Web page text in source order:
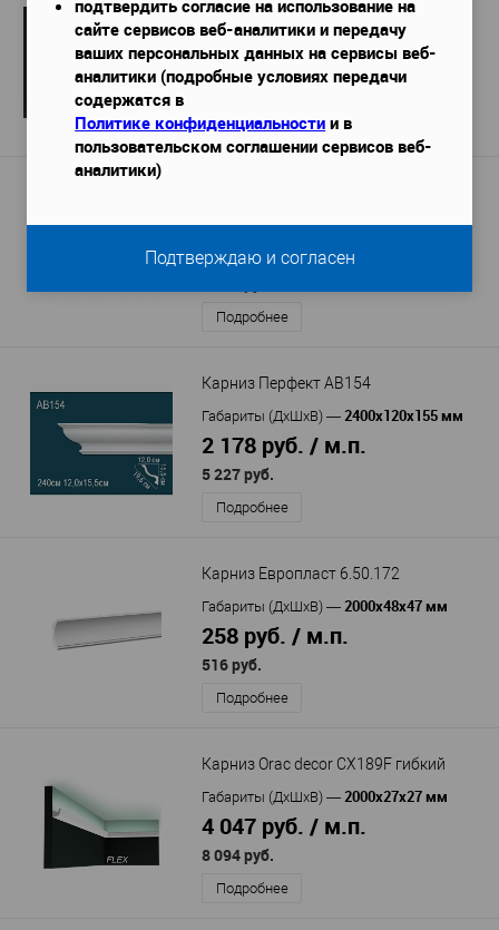
Габариты (ДхШхВ)—2000х119х133 мм
2 141 руб. / м.п.
4 282 руб.
Подробнее
Габариты (ДхШхВ)—2000х73х116 мм
4 073 руб. / м.п.
Подробнее
Карниз Перфект AB154
Габариты (ДхШхВ) — 2400х120х155 мм
2 178 руб. / м.п.
5 227 руб.
Подробнее
Карниз Европласт 6.50.172
Габариты (ДхШхВ) — 2000х48х47 мм
258 руб. / м.п.
516 руб.
Подробнее
Карниз Orac decor CX189F гибкий
Габариты (ДхШхВ) — 2000x27x27 мм
4 047 руб. / м.п.
8 094 руб.
Подробнее
подтвердить согласие на использование на
сайте сервисов веб-аналитики и передачу
ваших персональных данных на сервисы веб-
аналитики (подробные условиях передачи
содержатся в
Политике конфиденциальности и в
пользовательском соглашении сервисов веб-
аналитики)
Подтверждаю и согласен